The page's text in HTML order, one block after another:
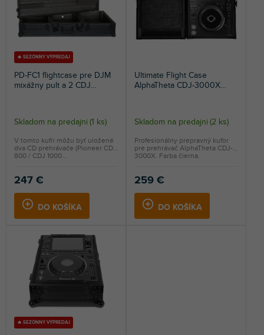
ABECEDNE
🔥 SEZÓNNY VÝPREDAJ
PD-FC1 flightcase pre DJM
mixážny pult a 2 CDJ
Skladom na predajni (1 ks)
247 €
DO KOŠÍKA
V tomto kufri môžu byť uložené
dva CD prehrávače (Pioneer CDJ
800 / CDJ 1000...
Ultimate Flight Case
AlphaTheta CDJ-3000X
Skladom na predajni (2 ks)
259 €
DO KOŠÍKA
Profesionálny prepravný kufor
pre prehrávač AlphaTheta CDJ-
3000X. Farba čierna.
🔥 SEZÓNNY VÝPREDAJ